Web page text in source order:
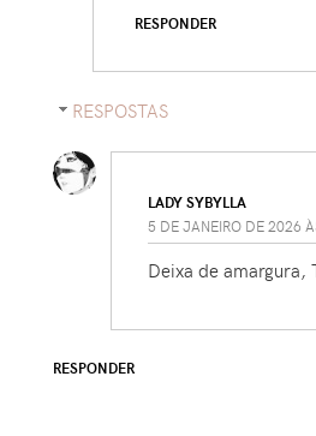
RESPONDER
RESPOSTAS
LADY SYBYLLA
5 DE JANEIRO DE 2026
Deixa de amargura,
RESPONDER